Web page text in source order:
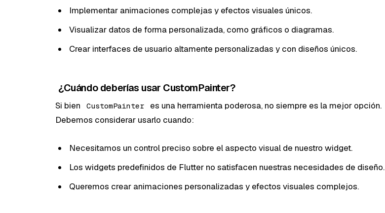
Implementar animaciones complejas y efectos visuales únicos.
Visualizar datos de forma personalizada, como gráficos o diagramas.
Crear interfaces de usuario altamente personalizadas y con diseños únicos.
¿Cuándo deberías usar CustomPainter?
Si bien CustomPainter
es una herramienta poderosa, no siempre es la mejor opción.
Debemos considerar usarlo cuando:
Necesitamos un control preciso sobre el aspecto visual de nuestro widget.
Los widgets predefinidos de Flutter no satisfacen nuestras necesidades de diseño.
Queremos crear animaciones personalizadas y efectos visuales complejos.